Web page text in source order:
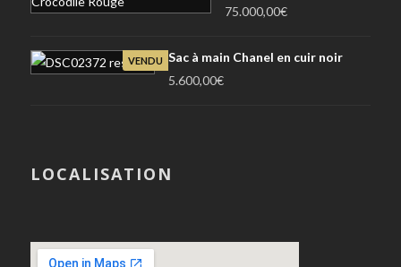
75.000,00€
VENDU Sac à main Chanel en cuir noir
5.600,00€
LOCALISATION